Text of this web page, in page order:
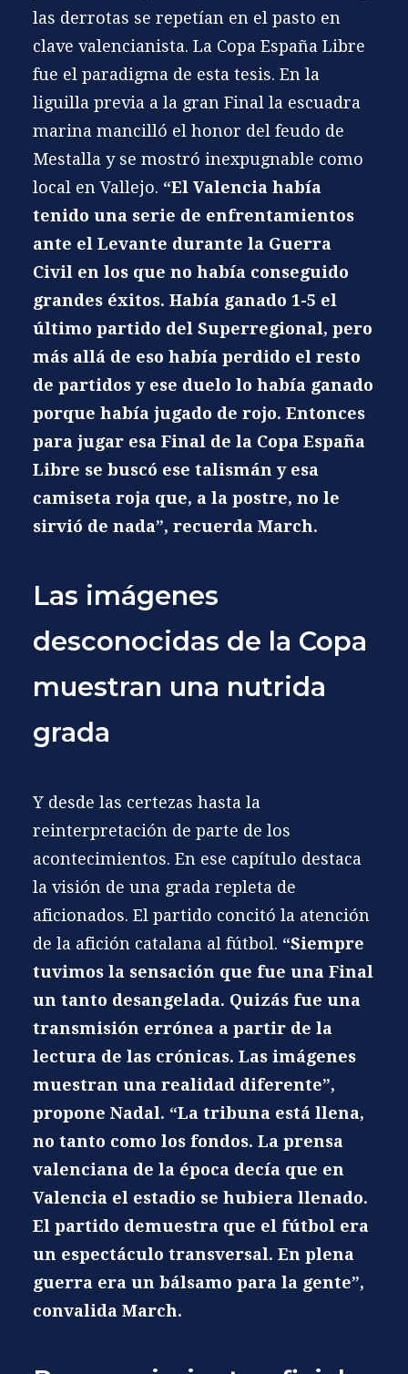
las derrotas se repetían en el pasto en
clave valencianista. La Copa España Libre
fue el paradigma de esta tesis. En la
liguilla previa a la gran Final la escuadra
marina mancilló el honor del feudo de
Mestalla y se mostró inexpugnable como
local en Vallejo. “El Valencia había
tenido una serie de enfrentamientos
ante el Levante durante la Guerra
Civil en los que no había conseguido
grandes éxitos. Había ganado 1-5 el
último partido del Superregional, pero
más allá de eso había perdido el resto
de partidos y ese duelo lo había ganado
porque había jugado de rojo. Entonces
para jugar esa Final de la Copa España
Libre se buscó ese talismán y esa
camiseta roja que, a la postre, no le
sirvió de nada”, recuerda March.
Las imágenes
desconocidas de la Copa
muestran una nutrida
grada
Y desde las certezas hasta la
reinterpretación de parte de los
acontecimientos. En ese capítulo destaca
la visión de una grada repleta de
aficionados. El partido concitó la atención
de la afición catalana al fútbol. “Siempre
tuvimos la sensación que fue una Final
un tanto desangelada. Quizás fue una
transmisión errónea a partir de la
lectura de las crónicas. Las imágenes
muestran una realidad diferente”,
propone Nadal. “La tribuna está llena,
no tanto como los fondos. La prensa
valenciana de la época decía que en
Valencia el estadio se hubiera llenado.
El partido demuestra que el fútbol era
un espectáculo transversal. En plena
guerra era un bálsamo para la gente”,
convalida March.